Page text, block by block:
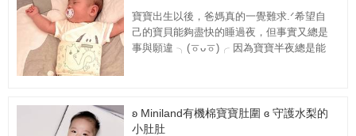
寶寶出生以後，爸媽真的一覺難求.ᐟ希望自
己的寶貝能夠盡快的睡過夜，但事實又總是
事與願違 ╮(ㆆᴗㆆ)╭ 因為寶寶半夜總是能
ʚ Miniland有機棉寶寶肚圍 ɞ 守護水梨的
小肚肚